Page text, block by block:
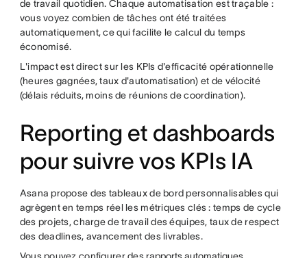
de travail quotidien. Chaque automatisation est traçable :
vous voyez combien de tâches ont été traitées
automatiquement, ce qui facilite le calcul du temps
économisé.
L'impact est direct sur les KPIs d'efficacité opérationnelle
(heures gagnées, taux d'automatisation) et de vélocité
(délais réduits, moins de réunions de coordination).
Reporting et dashboards
pour suivre vos KPIs IA
Asana propose des tableaux de bord personnalisables qui
agrègent en temps réel les métriques clés : temps de cycle
des projets, charge de travail des équipes, taux de respect
des deadlines, avancement des livrables.